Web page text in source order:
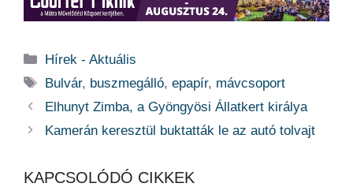
Kategória
Hírek - Aktuális
Címkék
Bulvár, buszmegálló,epapír, mávcsoport
Elhunyt Zimba, a Gyöngyösi Állatkert királya
Kamerán keresztül buktatták le az autó tolvajt
KAPCSOLÓDÓ CIKKEK